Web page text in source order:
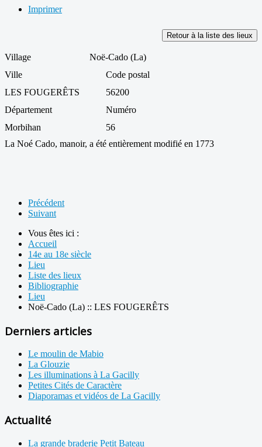
Imprimer
Retour à la liste des lieux
Village
Noë-Cado (La)
Ville
LES FOUGERÊTS
Code postal
56200
Département
Morbihan
Numéro
56
La Noé Cado, manoir, a été entièrement modifié en 1773
Précédent
Suivant
Vous êtes ici :
Accueil
14e au 18e siècle
Lieu
Liste des lieux
Bibliographie
Lieu
Noë-Cado (La) :: LES FOUGERÊTS
Derniers articles
Le moulin de Mabio
La Glouzie
Les illuminations à La Gacilly
Petites Cités de Caractère
Diaporamas et vidéos de La Gacilly
Actualité
La grande braderie Petit Bateau